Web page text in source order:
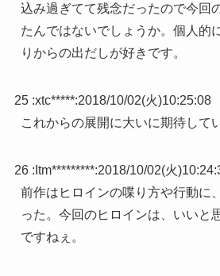
込み過ぎてて残念だったので今回
たんではないでしょうか。個人的
りからの出だしが好きです。
25 :xtc*****:2018/10/02(火)10:25:08
これからの展開に大いに期待して
26 : Itm*********:2018/10/02(火
前作はヒロインの喋り方や行動に
った。今回のヒロインは、いいと
ですねぇ。